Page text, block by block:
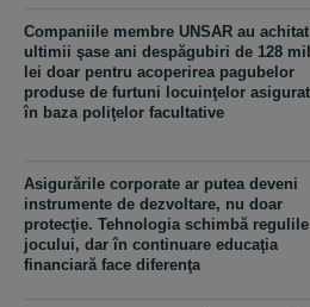
Companiile membre UNSAR au
ultimii şase ani despăgubiri de 128
lei doar pentru acoperirea pagubelor
produse de furtuni locuinţelor
în baza poliţelor facultative
Asigurările corporate ar putea deveni
instrumente de dezvoltare, nu doar
protecţie. Tehnologia schimbă regulile
jocului, dar în continuare educaţia
financiară face diferenţa